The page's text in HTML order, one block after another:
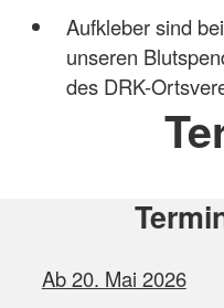
Aufkleber sind bei
unseren
des DRK-
Ab 20. Mai 2026